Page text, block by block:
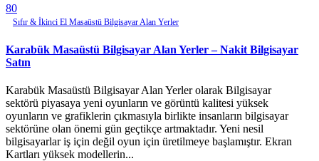
80
Sıfır & İkinci El Masaüstü Bilgisayar Alan Yerler
Karabük Masaüstü Bilgisayar Alan Yerler – Nakit Bilgisayar
Satın
Karabük Masaüstü Bilgisayar Alan Yerler olarak Bilgisayar
sektörü piyasaya yeni oyunların ve görüntü kalitesi yüksek
oyunların ve grafiklerin çıkmasıyla birlikte insanların bilgisayar
sektörüne olan önemi gün geçtikçe artmaktadır. Yeni nesil
bilgisayarlar iş için değil oyun için üretilmeye başlamıştır. Ekran
Kartları yüksek modellerin...